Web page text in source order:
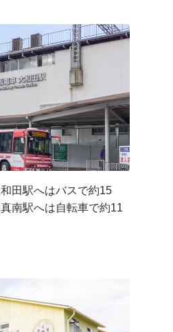
田駅へはバスで約15
南駅へは自転車で約11